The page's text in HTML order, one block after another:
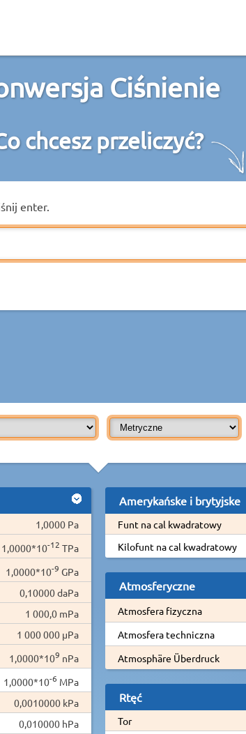
Ciśnienie
chcesz przeliczyć?
enter.
1,0000 Pa
1,0000*10-12 TPa
1,0000*10-9 GPa
0,10000 daPa
1 000,0 mPa
1 000 000 µPa
1,0000*109 nPa
1,0000*10-6 MPa
0,0010000 kPa
0,010000 hPa
Amerykańske i brytyjske
Funt na cal kwadratowy
Kilofunt na cal kwadratowy
Atmosferyczne
Atmosfera fizyczna
Atmosfera techniczna
Atmosphäre Überdruck
Rtęć
Tor